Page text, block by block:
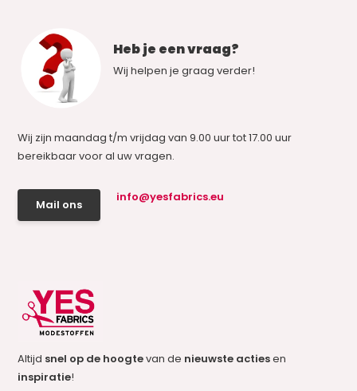
Heb je een vraag?
Wij helpen je graag verder!
Wij zijn maandag t/m vrijdag van 9.00 uur tot 17.00 uur
bereikbaar voor al uw vragen.
Mail ons
info@yesfabrics.eu
Altijd snel op de hoogtevan de nieuwste actiesen
inspiratie!